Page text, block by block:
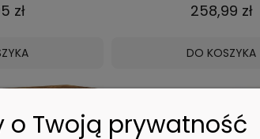
zł 258,99 zł
DO KOSZYKA
o Twoją prywatność